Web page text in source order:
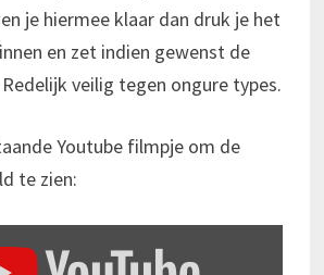
je hiermee klaar dan druk je het
en zet indien gewenst de
veilig tegen ongure types.
Youtube filmpje om de
te zien: